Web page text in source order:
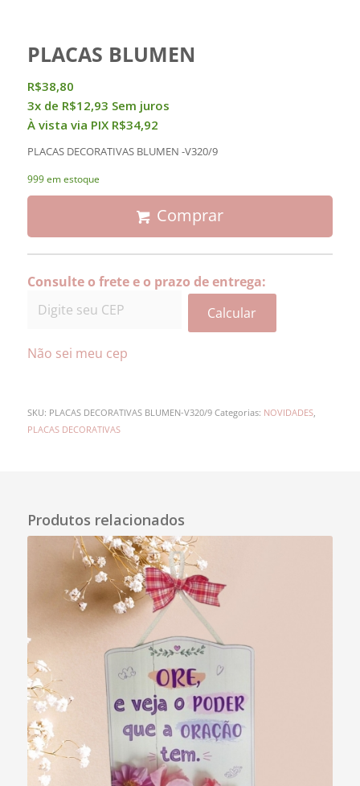
PLACAS BLUMEN
R$38,80
3x de R$12,93 Sem juros
À vista via PIX R$34,92
PLACAS DECORATIVAS BLUMEN -V320/9
999 em estoque
Comprar
Consulte o frete e o prazo de entrega:
Calcular
Não sei meu cep
SKU: PLACAS DECORATIVAS BLUMEN-V320/9 Categorias: NOVIDADES,
PLACAS DECORATIVAS
Produtos relacionados